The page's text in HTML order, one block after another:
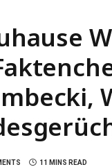
11 MINS READ